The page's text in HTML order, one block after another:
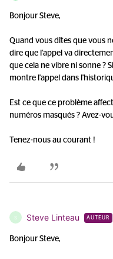
Bonjour Steve,
Quand vous dîtes que vous
dire que l'appel va
que cela ne vibre ni sonne ?
montre l'appel dans
Est ce que ce problème
numéros masqués ? Avez-
Tenez-nous au courant !
S Steve Linteau AUTEUR
Bonjour Steve,